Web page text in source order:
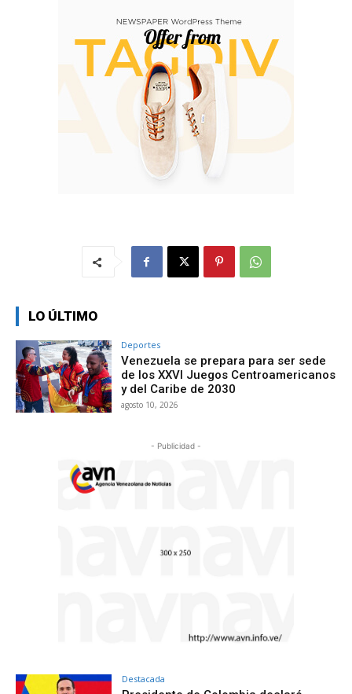
LO ÚLTIMO
Deportes
Venezuela se prepara para ser sede
de los XXVI Juegos Centroamericanos
y del Caribe de 2030
agosto 10, 2026
- Publicidad -
Destacada